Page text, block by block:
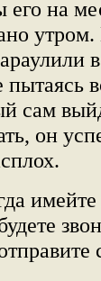
его на
пытаясь
сам
он